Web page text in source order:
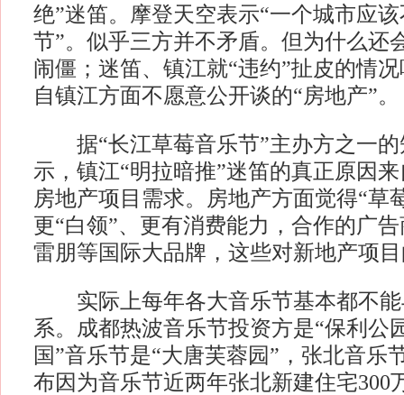
绝”迷笛。摩登天空表示“一个城市应
节”。似乎三方并不矛盾。但为什么还
闹僵；迷笛、镇江就“违约”扯皮的情
自镇江方面不愿意公开谈的“房地产”。
据“长江草莓音乐节”主办方之一的
示，镇江“明拉暗推”迷笛的真正原因
房地产项目需求。房地产方面觉得“草
更“白领”、更有消费能力，合作的广
雷朋等国际大品牌，这些对新地产项
实际上每年各大音乐节基本都不能
系。成都热波音乐节投资方是“保利公
国”音乐节是“大唐芙蓉园”，张北音乐
布因为音乐节近两年张北新建住宅300